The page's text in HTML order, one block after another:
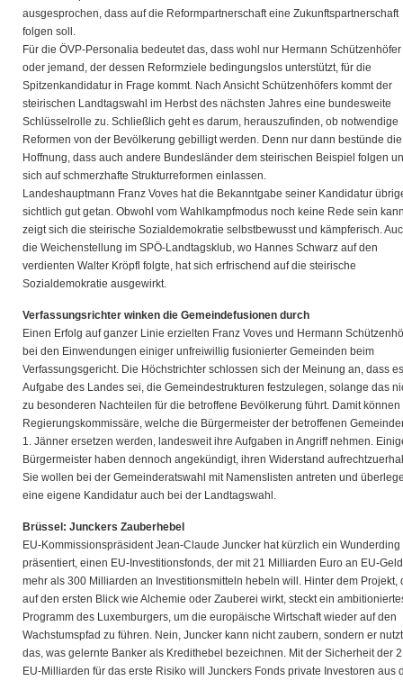
ausgesprochen, dass auf die Reformpartnerschaft eine Zukunftspartnerschaft
folgen soll.
Für die ÖVP-Personalia bedeutet das, dass wohl nur Hermann Schützenhöfer
oder jemand, der dessen Reformziele bedingungslos unterstützt, für die
Spitzenkandidatur in Frage kommt. Nach Ansicht Schützenhöfers kommt der
steirischen Landtagswahl im Herbst des nächsten Jahres eine bundesweite
Schlüsselrolle zu. Schließlich geht es darum, herauszufinden, ob notwendige
Reformen von der Bevölkerung gebilligt werden. Denn nur dann bestünde die
Hoffnung, dass auch andere Bundesländer dem steirischen Beispiel folgen
sich auf schmerzhafte Strukturreformen einlassen.
Landeshauptmann Franz Voves hat die Bekanntgabe seiner Kandidatur
sichtlich gut getan. Obwohl vom Wahlkampfmodus noch keine Rede sein
zeigt sich die steirische Sozialdemokratie selbstbewusst und kämpferisch.
die Weichenstellung im SPÖ-Landtagsklub, wo Hannes Schwarz auf den
verdienten Walter Kröpfl folgte, hat sich erfrischend auf die steirische
Sozialdemokratie ausgewirkt.
Verfassungsrichter winken die Gemeindefusionen durch
Einen Erfolg auf ganzer Linie erzielten Franz Voves und Hermann
bei den Einwendungen einiger unfreiwillig fusionierter Gemeinden beim
Verfassungsgericht. Die Höchstrichter schlossen sich der Meinung an, dass es
Aufgabe des Landes sei, die Gemeindestrukturen festzulegen, solange das
zu besonderen Nachteilen für die betroffene Bevölkerung führt. Damit können
Regierungskommissäre, welche die Bürgermeister der betroffenen
1. Jänner ersetzen werden, landesweit ihre Aufgaben in Angriff nehmen.
Bürgermeister haben dennoch angekündigt, ihren Widerstand
Sie wollen bei der Gemeinderatswahl mit Namenslisten antreten und
eine eigene Kandidatur auch bei der Landtagswahl.
Brüssel: Junckers Zauberhebel
EU-Kommissionspräsident Jean-Claude Juncker hat kürzlich ein Wunderding
präsentiert, einen EU-Investitionsfonds, der mit 21 Milliarden Euro an EU-
mehr als 300 Milliarden an Investitionsmitteln hebeln will. Hinter dem Projekt,
auf den ersten Blick wie Alchemie oder Zauberei wirkt, steckt ein
Programm des Luxemburgers, um die europäische Wirtschaft wieder auf den
Wachstumspfad zu führen. Nein, Juncker kann nicht zaubern, sondern er nutzt
das, was gelernte Banker als Kredithebel bezeichnen. Mit der Sicherheit der
EU-Milliarden für das erste Risiko will Junckers Fonds private Investoren aus